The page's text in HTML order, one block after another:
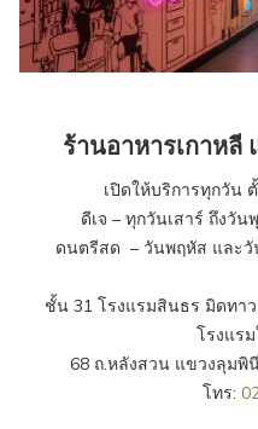
ร้านอาหารเกาหลี
เปิดให้บริการทุกวัน
ดีเจ – ทุกวันเสาร์ ถึงวัน
ดนตรีสด – วันพฤหัส และวั
ชั้น 31 โรงแรมสินธร มิดทา
โรงแรม
68 ถ.หลังสวน แขวงลุมพิ
โทร: